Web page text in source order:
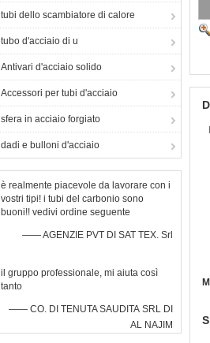
tubi dello scambiatore di calore
tubo d'acciaio di u
Antivari d'acciaio solido
Accessori per tubi d'acciaio
sfera in acciaio forgiato
dadi e bulloni d'acciaio
è realmente piacevole da lavorare con i
vostri tipi! i tubi del carbonio sono
buoni!! vedivi ordine seguente
—— AGENZIE PVT DI SAT TEX. Srl
il gruppo professionale, mi aiuta così
tanto
—— CO. DI TENUTA SAUDITA SRL DI
AL NAJIM